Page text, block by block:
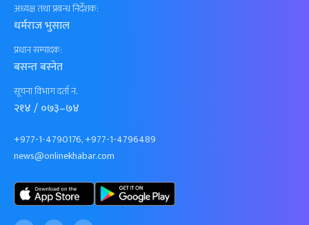
अध्यक्ष तथा प्रबन्ध निर्देशक:
धर्मराज भुसाल
प्रधान सम्पादक:
बसन्त बस्नेत
सूचना विभाग दर्ता नं.
२१४ / ०७३–७४
+977-1-4790176, +977-1-4796489
news@onlinekhabar.com